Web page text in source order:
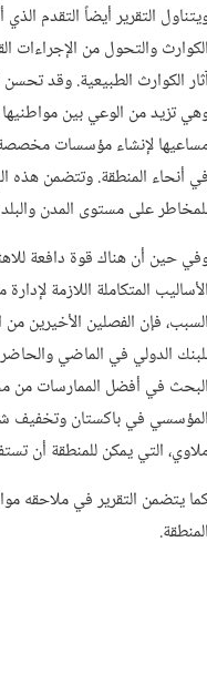
التقرير أيضاً التقدم
والتحول من الإجراءات
الكوارث الطبيعية. وقد
تزيد من الوعي بين
لإنشاء مؤسسات مخصصة
أنحاء المنطقة. وتتضمن هذه
على مستوى المدن
حين أن هناك قوة دافعة
المتكاملة اللازمة
فإن الفصلين الأخيرين
الدولي في الماضي
في أفضل الممارسات من
في باكستان وتخفيف
التي يمكن للمنطقة أن
يتضمن التقرير في ملاحقه